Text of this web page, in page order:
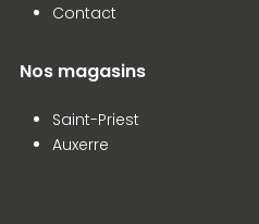
Contact
Nos magasins
Saint-Priest
Auxerre